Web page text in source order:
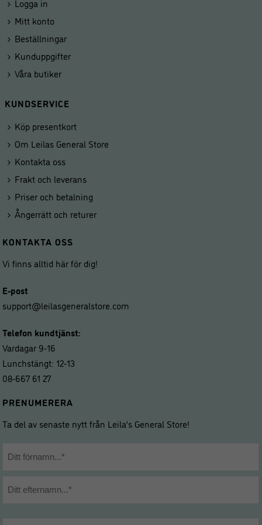
Logga in
Mitt konto
Beställningar
Kunduppgifter
Våra butiker
KUNDSERVICE
Köp presentkort
Om Leilas General Store
Kontakta oss
Frakt och leverans
Priser och betalning
Ångerrätt och returer
KONTAKTA OSS
Vi finns alltid här för dig!
E-post
support@leilasgeneralstore.com
Telefon kundtjänst:
Vardagar 9-16
Lunchstängt: 12-13
08-667 61 27
PRENUMERERA
Ta del av senaste nytt från Leila’s General Store!